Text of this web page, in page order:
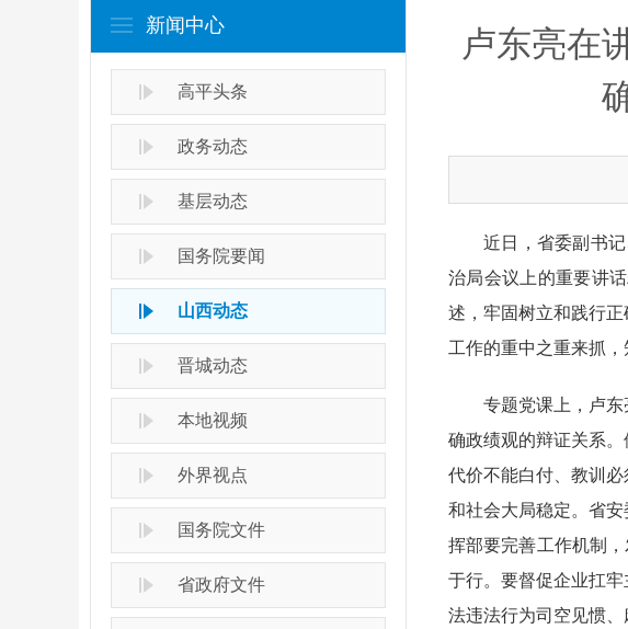
新闻中心
高平头条
政务动态
基层动态
国务院要闻
山西动态
晋城动态
本地视频
外界视点
国务院文件
省政府文件
卢东亮在
近日，省委副书记
治局会议上的重要讲
述，牢固树立和践行
工作的重中之重来抓
专题党课上，卢东亮
确政绩观的辩证关系
代价不能白付、教训
和社会大局稳定。省
挥部要完善工作机制
于行。要督促企业扛
法违法行为司空见惯、